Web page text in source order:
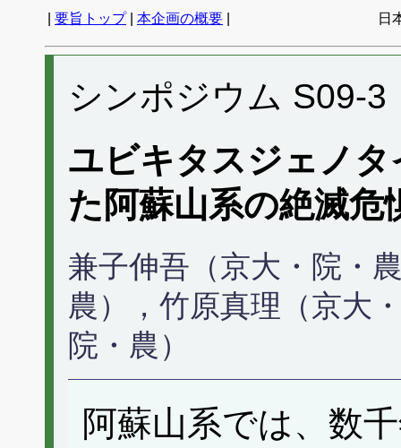
要旨トップ| 本企画の概要 日
シンポジウム S09-3
ユビキタスジェノ
た阿蘇山系の絶滅危
兼子伸吾（京大・院・
農），竹原真理（京大
院・農）
阿蘇山系では、数